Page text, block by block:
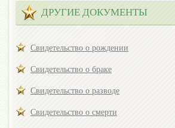
ДРУГИЕ ДОКУМЕНТЫ
Свидетельство о рождении
Свидетельство о браке
Свидетельство о разводе
Свидетельство о смерти